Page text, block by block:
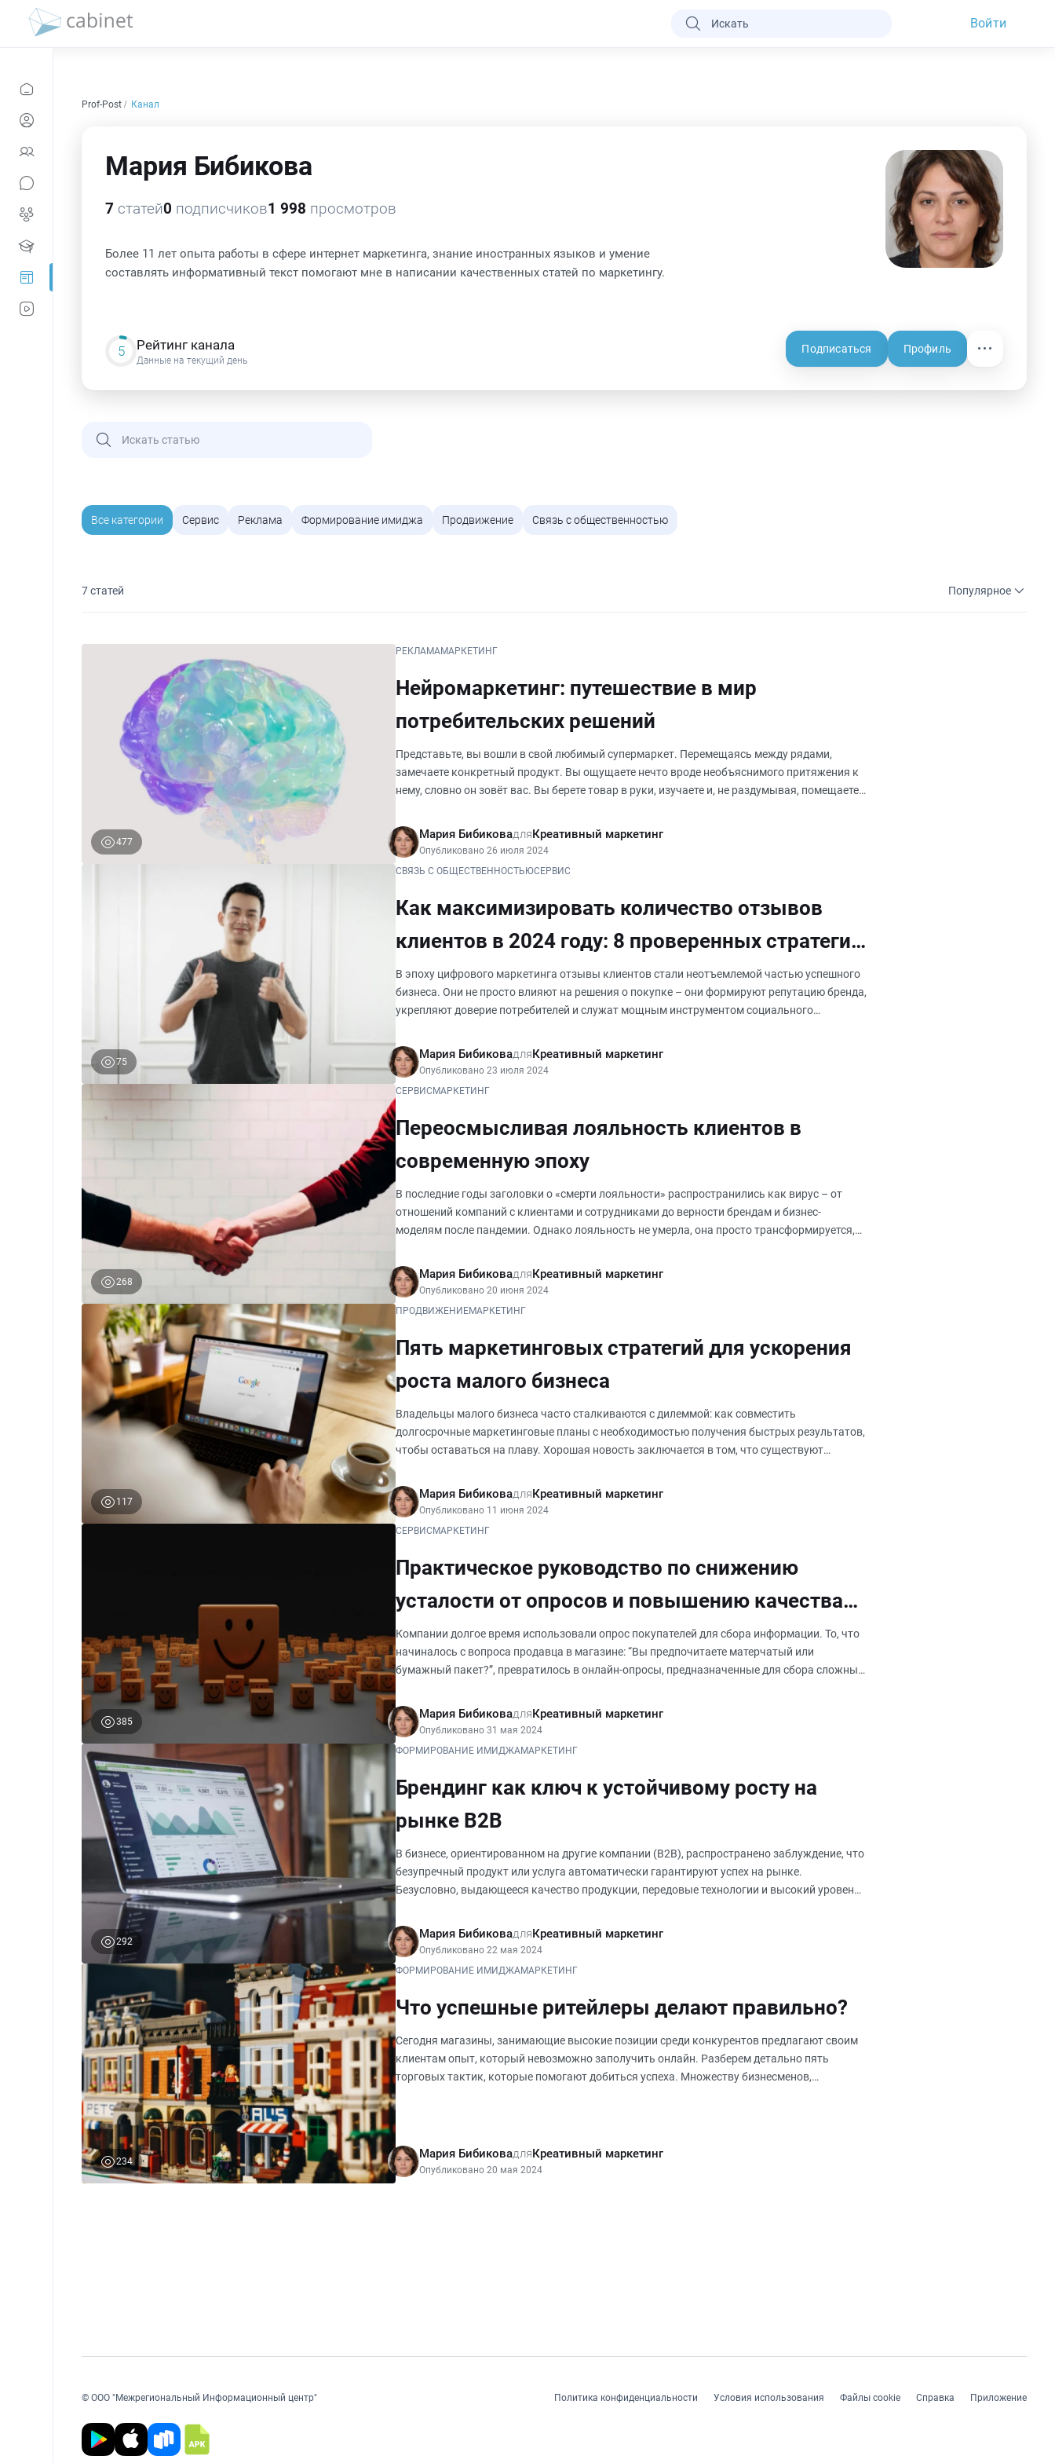
Войти
Prof-Post Канал
Мария Бибикова
7 статей0 подписчиков1 998 просмотров
Более 11 лет опыта работы в сфере интернет маркетинга, знание иностранных языков и умение
составлять информативный текст помогают мне в написании качественных статей по маркетингу.
5 Рейтинг канала
Данные на текущий день
Подписаться Профиль
Все категории Сервис Реклама Формирование имиджа Продвижение Связь с общественностью
7 статей Популярное
477
РЕКЛАМАМАРКЕТИНГ
Нейромаркетинг: путешествие в мир
потребительских решений
Представьте, вы вошли в свой любимый супермаркет. Перемещаясь между рядами,
замечаете конкретный продукт. Вы ощущаете нечто вроде необъяснимого притяжения к
нему, словно он зовёт вас. Вы берете товар в руки, изучаете и, не раздумывая, помещаете
Мария БибиковадляКреативный маркетинг
Опубликовано 26 июля 2024
75
СВЯЗЬ С ОБЩЕСТВЕННОСТЬЮСЕРВИС
Как максимизировать количество отзывов
клиентов в 2024 году: 8 проверенных стратегий
и инновационных идей
В эпоху цифрового маркетинга отзывы клиентов стали неотъемлемой частью успешного
бизнеса. Они не просто влияют на решения о покупке – они формируют репутацию бренда,
укрепляют доверие потребителей и служат мощным инструментом социального
Мария БибиковадляКреативный маркетинг
Опубликовано 23 июля 2024
268
СЕРВИС МАРКЕТИНГ
Переосмысливая лояльность клиентов в
современную эпоху
В последние годы заголовки о «смерти лояльности» распространились как вирус – от
отношений компаний с клиентами и сотрудниками до верности брендам и бизнес-
моделям после пандемии. Однако лояльность не умерла, она просто трансформируется,
Мария БибиковадляКреативный маркетинг
Опубликовано 20 июня 2024
117
ПРОДВИЖЕНИЕМАРКЕТИНГ
Пять маркетинговых стратегий для ускорения
роста малого бизнеса
Владельцы малого бизнеса часто сталкиваются с дилеммой: как совместить
долгосрочные маркетинговые планы с необходимостью получения быстрых результатов,
чтобы оставаться на плаву. Хорошая новость заключается в том, что существуют
Мария БибиковадляКреативный маркетинг
Опубликовано 11 июня 2024
385
0
СЕРВИС МАРКЕТИНГ
Практическое руководство по снижению
усталости от опросов и повышению качества
ответов
Компании долгое время использовали опрос покупателей для сбора информации. То, что
начиналось с вопроса продавца в магазине: “Вы предпочитаете матерчатый или
бумажный пакет?”, превратилось в онлайн-опросы, предназначенные для сбора сложных
Мария БибиковадляКреативный маркетинг
Опубликовано 31 мая 2024
292
ФОРМИРОВАНИЕ ИМИДЖАМАРКЕТИНГ
Брендинг как ключ к устойчивому росту на
рынке B2B
В бизнесе, ориентированном на другие компании (B2B), распространено заблуждение, что
безупречный продукт или услуга автоматически гарантируют успех на рынке.
Безусловно, выдающееся качество продукции, передовые технологии и высокий уровень
Мария БибиковадляКреативный маркетинг
Опубликовано 22 мая 2024
234
ФОРМИРОВАНИЕ ИМИДЖАМАРКЕТИНГ
Что успешные ритейлеры делают правильно?
Сегодня магазины, занимающие высокие позиции среди конкурентов предлагают своим
клиентам опыт, который невозможно заполучить онлайн. Разберем детально пять
торговых тактик, которые помогают добиться успеха. Множеству бизнесменов,
Мария БибиковадляКреативный маркетинг
Опубликовано 20 мая 2024
© ООО "Межрегиональный Информационный центр" Политика конфиденциальности Условия использования Файлы cookie Справка Приложение